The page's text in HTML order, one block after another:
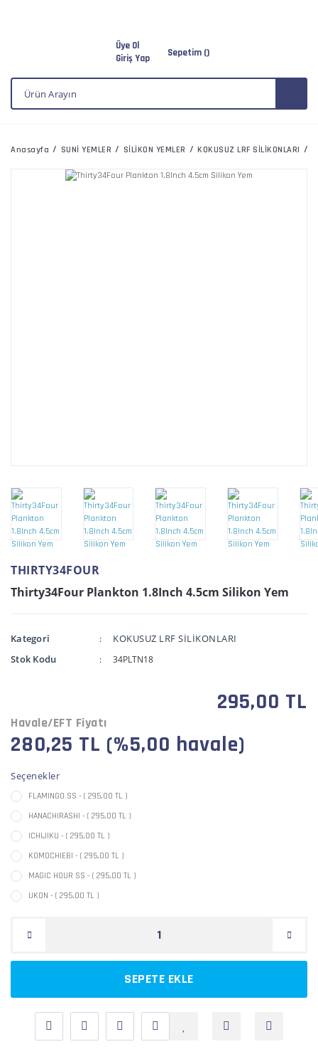
Üye Ol
Giriş Yap
Sepetim ()
Anasayfa SUNİ YEMLER SİLİKON YEMLER KOKUSUZ LRF SİLİKONLARI
THIRTY34FOUR
Thirty34Four Plankton 1.8Inch 4.5cm Silikon Yem
Kategori
KOKUSUZ LRF SİLİKONLARI
Stok Kodu
34PLTN18
295,00 TL
Havale/EFT Fiyatı
280,25 TL (%5,00 havale)
Seçenekler
FLAMINGO SS - ( 295,00 TL )
HANACHIRASHI - ( 295,00 TL )
ICHIJIKU - ( 295,00 TL )
KOMOCHIEBI - ( 295,00 TL )
MAGIC HOUR SS - ( 295,00 TL )
UKON - ( 295,00 TL )
SEPETE EKLE